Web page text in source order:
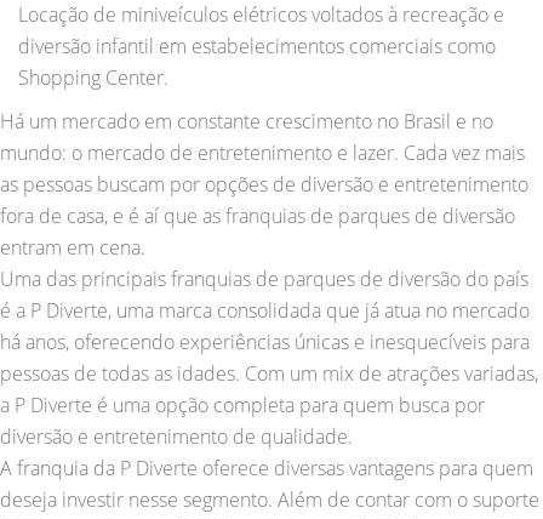
Locação de miniveículos elétricos voltados à recreação e
diversão infantil em estabelecimentos comerciais como
Shopping Center.
Há um mercado em constante crescimento no Brasil e no
mundo: o mercado de entretenimento e lazer. Cada vez mais
as pessoas buscam por opções de diversão e entretenimento
fora de casa, e é aí que as franquias de parques de diversão
entram em cena.
Uma das principais franquias de parques de diversão do país
é a P Diverte, uma marca consolidada que já atua no mercado
há anos, oferecendo experiências únicas e inesquecíveis para
pessoas de todas as idades. Com um mix de atrações variadas,
a P Diverte é uma opção completa para quem busca por
diversão e entretenimento de qualidade.
A franquia da P Diverte oferece diversas vantagens para quem
deseja investir nesse segmento. Além de contar com o suporte